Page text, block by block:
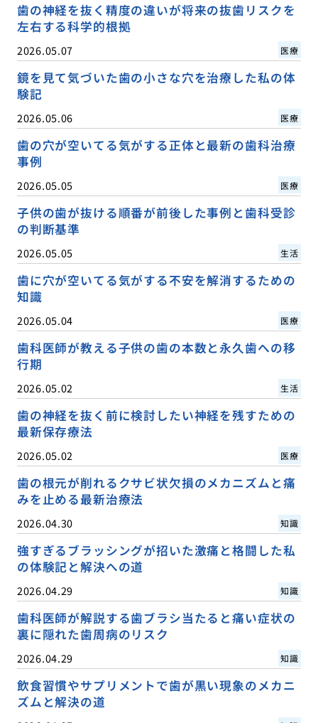
歯の神経を抜く精度の違いが将来の抜歯リスクを
左右する科学的根拠
2026.05.07 医療
鏡を見て気づいた歯の小さな穴を治療した私の体
験記
2026.05.06 医療
歯の穴が空いてる気がする正体と最新の歯科治療
事例
2026.05.05 医療
子供の歯が抜ける順番が前後した事例と歯科受診
の判断基準
2026.05.05 生活
歯に穴が空いてる気がする不安を解消するための
知識
2026.05.04 医療
歯科医師が教える子供の歯の本数と永久歯への移
行期
2026.05.02 生活
歯の神経を抜く前に検討したい神経を残すための
最新保存療法
2026.05.02 医療
歯の根元が削れるクサビ状欠損のメカニズムと痛
みを止める最新治療法
2026.04.30 知識
強すぎるブラッシングが招いた激痛と格闘した私
の体験記と解決への道
2026.04.29 知識
歯科医師が解説する歯ブラシ当たると痛い症状の
裏に隠れた歯周病のリスク
2026.04.29 知識
飲食習慣やサプリメントで歯が黒い現象のメカニ
ズムと解決の道